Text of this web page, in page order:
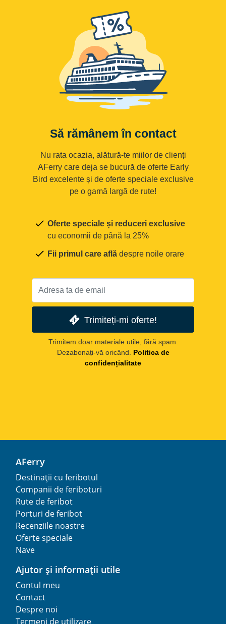
Să rămânem în contact
Nu rata ocazia, alătură-te miilor de clienți
AFerry care deja se bucură de oferte Early
Bird excelente și de oferte speciale exclusive
pe o gamă largă de rute!
Oferte speciale și reduceri exclusive
cu economii de până la 25%
Fii primul care află despre noile orare
Trimiteți-mi oferte!
Trimitem doar materiale utile, fără spam.
Dezabonați-vă oricând.
Politica de
confidențialitate
AFerry
Destinații cu feribotul
Companii de feriboturi
Rute de feribot
Porturi de feribot
Recenziile noastre
Oferte speciale
Nave
Ajutor și informații utile
Contul meu
Contact
Despre noi
Termeni de utilizare